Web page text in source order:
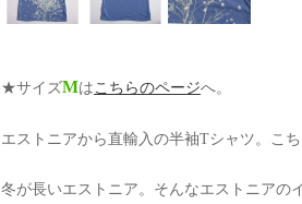
★サイズMはこちらのページへ。
エストニアから直輸入の半袖Tシャツ。こ
冬が長いエストニア。そんなエストニアの